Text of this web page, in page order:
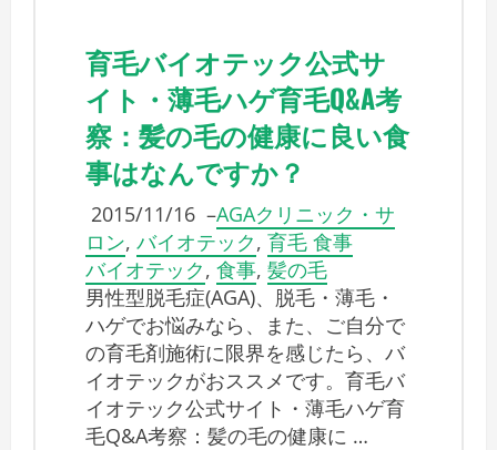
育毛バイオテック公式サ
イト・薄毛ハゲ育毛Q&A考
察：髪の毛の健康に良い食
事はなんですか？
2015/11/16 –AGAクリニック・サ
ロン, バイオテック, 育毛 食事
バイオテック, 食事, 髪の毛
男性型脱毛症(AGA)、脱毛・薄毛・
ハゲでお悩みなら、また、ご自分で
の育毛剤施術に限界を感じたら、バ
イオテックがおススメです。育毛バ
イオテック公式サイト・薄毛ハゲ育
毛Q&A考察：髪の毛の健康に …